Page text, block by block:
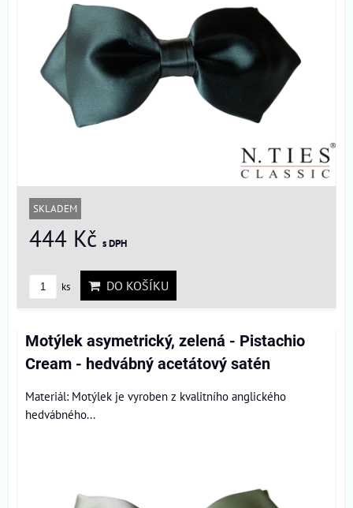
SKLADEM
444 Kč s DPH
ks DO KOŠÍKU
Motýlek asymetrický, zelená - Pistachio
Cream - hedvábný acetátový satén
Materiál: Motýlek je vyroben z kvalitního anglického
hedvábného...